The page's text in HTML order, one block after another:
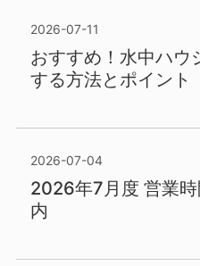
2026-07-11
おすすめ！水中ハウ
する方法とポイント
2026-07-04
2026年7月度 営業
内